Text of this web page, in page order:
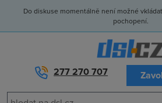
Do diskuse momentálně není možné
pochopení.
277 270 707